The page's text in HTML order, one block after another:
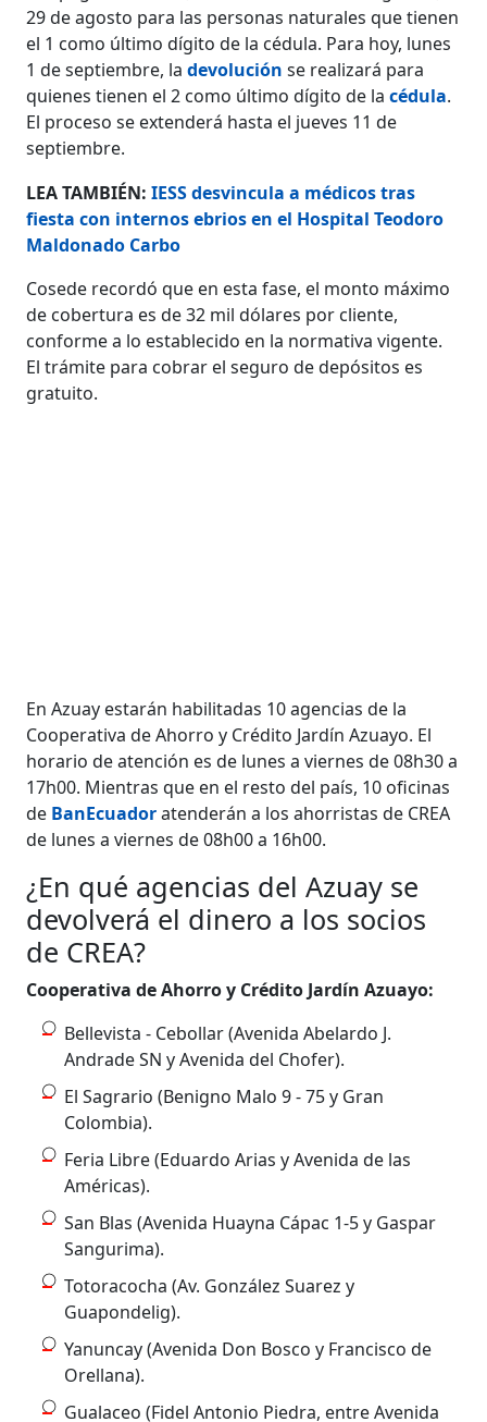
29 de agosto para las personas naturales que tienen
el 1 como último dígito de la cédula. Para hoy, lunes
1 de septiembre, ladevoluciónse realizará para
quienes tienen el 2 como último dígito de lacédula.
El proceso se extenderá hasta el jueves 11 de
septiembre.
LEA TAMBIÉN:IESS desvincula a médicos tras
fiesta con internos ebrios en el Hospital Teodoro
Maldonado Carbo
Cosede recordó que en esta fase, el monto máximo
de cobertura es de 32 mil dólares por cliente,
conforme a lo establecido en la normativa vigente.
El trámite para cobrar el seguro de depósitos es
gratuito.
En Azuay estarán habilitadas 10 agencias de la
Cooperativa de Ahorro y Crédito Jardín Azuayo. El
horario de atención es de lunes a viernes de 08h30 a
17h00. Mientras que en el resto del país, 10 oficinas
de BanEcuadoratenderán a los ahorristas de CREA
de lunes a viernes de 08h00 a 16h00.
¿En qué agencias del Azuay se
devolverá el dinero a los socios
de CREA?
Cooperativa de Ahorro y Crédito Jardín Azuayo:
Bellevista - Cebollar (Avenida Abelardo J.
Andrade SN y Avenida del Chofer).
El Sagrario (Benigno Malo 9 - 75 y Gran
Colombia).
Feria Libre (Eduardo Arias y Avenida de las
Américas).
San Blas (Avenida Huayna Cápac 1-5 y Gaspar
Sangurima).
Totoracocha (Av. González Suarez y
Guapondelig).
Yanuncay (Avenida Don Bosco y Francisco de
Orellana).
Gualaceo (Fidel Antonio Piedra, entre Avenida